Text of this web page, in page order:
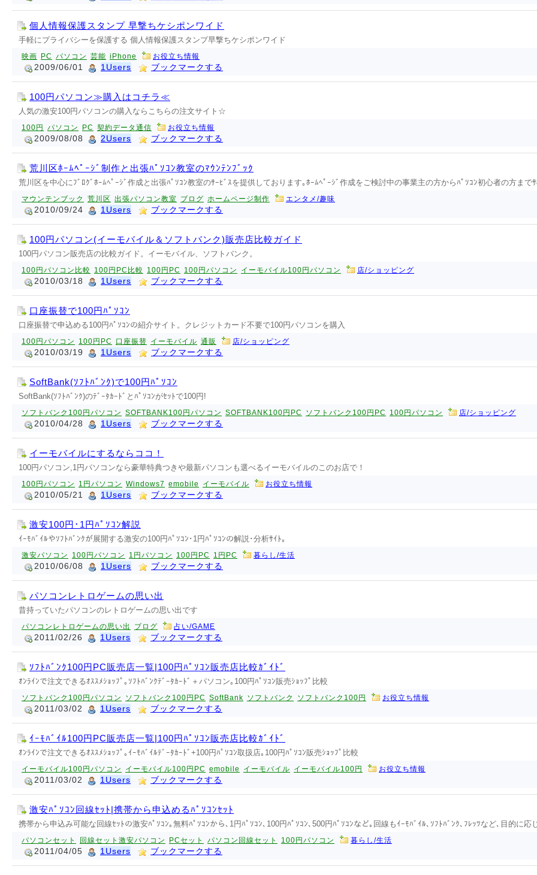
個人情報保護スタンプ 早撃ちケシポンワイド
手軽にプライバシーを保護する 個人情報保護スタンプ早撃ちケシポンワイド
映画 PC パソコン 芸能 iPhone お役立ち情報
2009/06/01 1Users ブックマークする
100円パソコン≫購入はコチラ≪
人気の激安100円パソコンの購入ならこちらの注文サイト☆
100円 パソコン PC 契約データ通信 お役立ち情報
2009/08/08 2Users ブックマークする
荒川区ﾎｰﾑﾍﾟｰｼﾞ制作と出張ﾊﾟｿｺﾝ教室のﾏｳﾝﾃﾝﾌﾞｯｸ
荒川区を中心にﾌﾞﾛｸﾞﾎｰﾑﾍﾟｰｼﾞ作成と出張ﾊﾟｿｺﾝ教室のｻｰﾋﾞｽを提供しております｡ﾎｰﾑﾍﾟｰｼﾞ作成をご検討中の事業主の方からﾊﾟｿｺﾝ初心者の方まで
マウンテンブック 荒川区 出張パソコン教室 ブログ ホームページ制作 エンタメ/趣味
2010/09/24 1Users ブックマークする
100円パソコン(イーモバイル＆ソフトバンク)販売店比較ガイド
100円パソコン販売店の比較ガイド。イーモバイル、ソフトバンク。
100円パソコン比較 100円PC比較 100円PC 100円パソコン イーモバイル100円パソコン 店/ショッピング
2010/03/18 1Users ブックマークする
口座振替で100円ﾊﾟｿｺﾝ
口座振替で申込める100円ﾊﾟｿｺﾝの紹介サイト。クレジットカード不要で100円パソコンを購入
100円パソコン 100円PC 口座振替 イーモバイル 通販 店/ショッピング
2010/03/19 1Users ブックマークする
SoftBank(ｿﾌﾄﾊﾞﾝｸ)で100円ﾊﾟｿｺﾝ
SoftBank(ｿﾌﾄﾊﾞﾝｸ)のﾃﾞｰﾀｶｰﾄﾞとﾊﾟｿｺﾝがｾｯﾄで100円!
ソフトバンク100円パソコン SOFTBANK100円パソコン SOFTBANK100円PC ソフトバンク100円PC 100円パソコン 店/ショッピング
2010/04/28 1Users ブックマークする
イーモバイルにするならココ！
100円パソコン,1円パソコンなら豪華特典つきや最新パソコンも選べるイーモバイルのこのお店で！
100円パソコン 1円パソコン Windows7 emobile イーモバイル お役立ち情報
2010/05/21 1Users ブックマークする
激安100円･1円ﾊﾟｿｺﾝ解説
ｲｰﾓﾊﾞｲﾙやｿﾌﾄﾊﾞﾝｸが展開する激安の100円ﾊﾟｿｺﾝ･1円ﾊﾟｿｺﾝの解説･分析ｻｲﾄ｡
激安パソコン 100円パソコン 1円パソコン 100円PC 1円PC 暮らし/生活
2010/06/08 1Users ブックマークする
パソコンレトロゲームの思い出
昔持っていたパソコンのレトロゲームの思い出です
パソコンレトロゲームの思い出 ブログ 占い/GAME
2011/02/26 1Users ブックマークする
ｿﾌﾄﾊﾞﾝｸ100円PC販売店一覧|100円ﾊﾟｿｺﾝ販売店比較ｶﾞｲﾄﾞ
ｵﾝﾗｲﾝで注文できるｵｽｽﾒｼｮｯﾌﾟ｡ｿﾌﾄﾊﾞﾝｸﾃﾞｰﾀｶｰﾄﾞ＋パソコン｡100円ﾊﾟｿｺﾝ販売ｼｮｯﾌﾟ比較
ソフトバンク100円パソコン ソフトバンク100円PC SoftBank ソフトバンク ソフトバンク100円 お役立ち情報
2011/03/02 1Users ブックマークする
ｲｰﾓﾊﾞｲﾙ100円PC販売店一覧|100円ﾊﾟｿｺﾝ販売店比較ｶﾞｲﾄﾞ
ｵﾝﾗｲﾝで注文できるｵｽｽﾒｼｮｯﾌﾟ｡ｲｰﾓﾊﾞｲﾙﾃﾞｰﾀｶｰﾄﾞ+100円ﾊﾟｿｺﾝ取扱店｡100円ﾊﾟｿｺﾝ販売ｼｮｯﾌﾟ比較
イーモバイル100円パソコン イーモバイル100円PC emobile イーモバイル イーモバイル100円 お役立ち情報
2011/03/02 1Users ブックマークする
激安ﾊﾟｿｺﾝ回線ｾｯﾄ|携帯から申込めるﾊﾟｿｺﾝｾｯﾄ
携帯から申込み可能な回線ｾｯﾄの激安ﾊﾟｿｺﾝ｡無料ﾊﾟｿｺﾝから､1円ﾊﾟｿｺﾝ､100円ﾊﾟｿｺﾝ､500円ﾊﾟｿｺﾝなど｡回線もｲｰﾓﾊﾞｲﾙ､ｿﾌﾄﾊﾞﾝｸ､ﾌﾚｯﾂなど､目的に応
パソコンセット 回線セット激安パソコン PCセット パソコン回線セット 100円パソコン 暮らし/生活
2011/04/05 1Users ブックマークする